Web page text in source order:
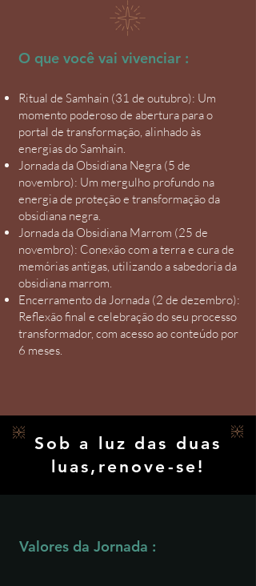
O que você vai vivenciar :
Ritual de Samhain (31 de outubro): Um
momento poderoso de abertura para o
portal de transformação, alinhado às
energias do Samhain.
Jornada da Obsidiana Negra (5 de
novembro): Um mergulho profundo na
energia de proteção e transformação da
obsidiana negra.
Jornada da Obsidiana Marrom (25 de
novembro): Conexão com a terra e cura de
memórias antigas, utilizando a sabedoria da
obsidiana marrom.
Encerramento da Jornada (2 de dezembro):
Reflexão final e celebração do seu processo
transformador, com acesso ao conteúdo por
6 meses.
Sob a luz das duas
luas,renove-se!
Valores da Jornada :